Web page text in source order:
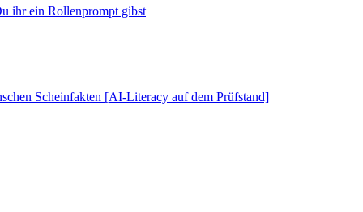
ihr ein Rollenprompt gibst
Scheinfakten [AI-Literacy auf dem Prüfstand]